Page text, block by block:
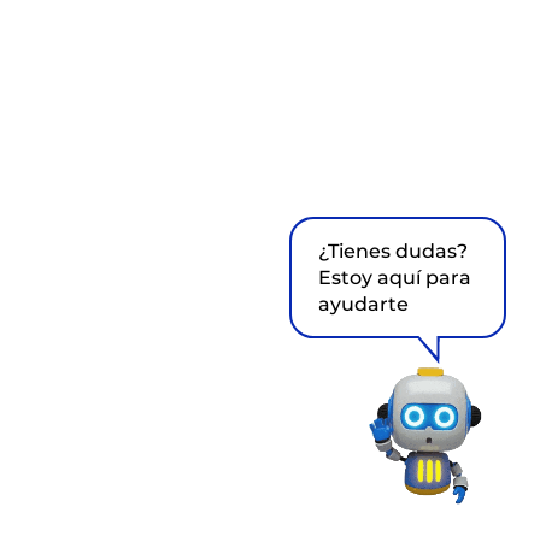
¿Tienes dudas?
Estoy aquí para
ayudarte